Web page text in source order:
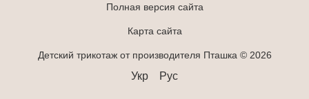
Полная версия сайта
Карта сайта
Детский трикотаж от производителя Пташка © 2026
Укр Рус